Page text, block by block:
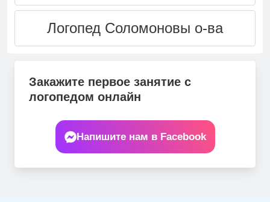
Логопед Соломоновы о-ва
Закажите первое занятие с
логопедом онлайн
Напишите нам в Facebook